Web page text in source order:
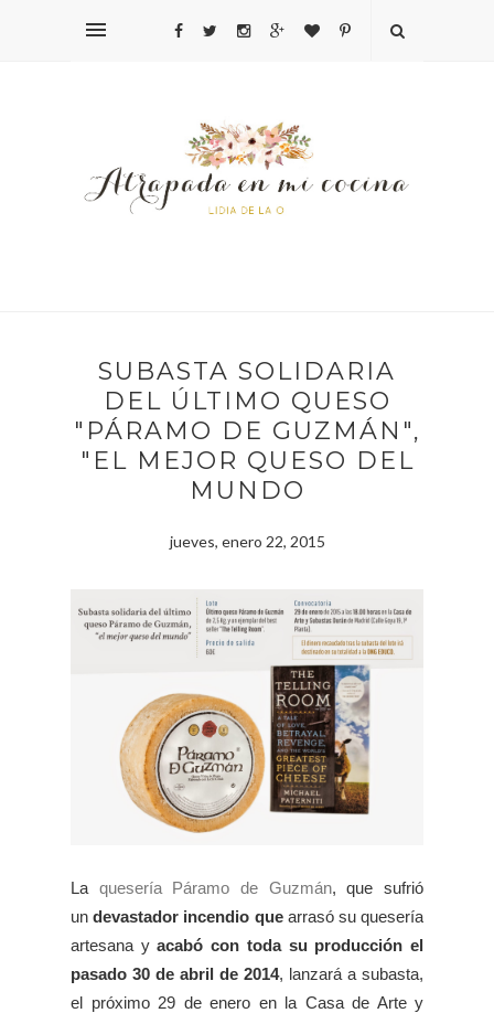
SUBASTA SOLIDARIA
DEL ÚLTIMO QUESO
"PÁRAMO DE GUZMÁN",
"EL MEJOR QUESO DEL
MUNDO
jueves, enero 22, 2015
La quesería Páramo de Guzmán, que sufrió
undevastador incendio quearrasó su quesería
artesana yacabó con toda su producción el
pasado 30 de abril de 2014, lanzará a subasta,
el próximo 29 de enero en la Casa de Arte y